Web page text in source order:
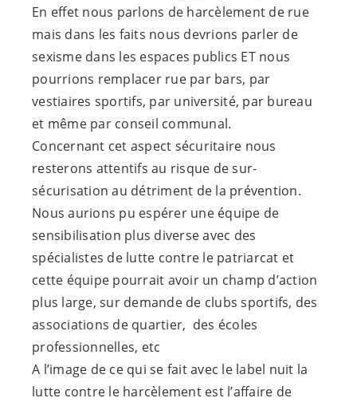
En effet nous parlons de harcèlement de rue
mais dans les faits nous devrions parler de
sexisme dans les espaces publics ET nous
pourrions remplacer rue par bars, par
vestiaires sportifs, par université, par bureau
et même par conseil communal.
Concernant cet aspect sécuritaire nous
resterons attentifs au risque de sur-
sécurisation au détriment de la prévention.
Nous aurions pu espérer une équipe de
sensibilisation plus diverse avec des
spécialistes de lutte contre le patriarcat et
cette équipe pourrait avoir un champ d’action
plus large, sur demande de clubs sportifs, des
associations de quartier, des écoles
professionnelles, etc
A l’image de ce qui se fait avec le label nuit la
lutte contre le harcèlement est l’affaire de